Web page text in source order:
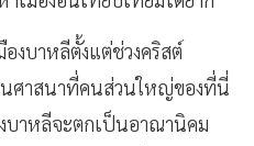
งบาหลีตั้งแต่ช่วงคริสต์
ศาสนาที่คนส่วนใหญ่ของที่นี่
าหลีจะตกเป็นอาณานิคม